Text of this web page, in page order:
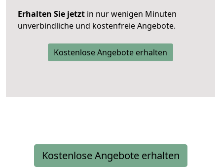
Erhalten Sie jetzt in nur wenigen Minuten
unverbindliche und kostenfreie Angebote.
Kostenlose Angebote erhalten
Kostenlose Angebote erhalten